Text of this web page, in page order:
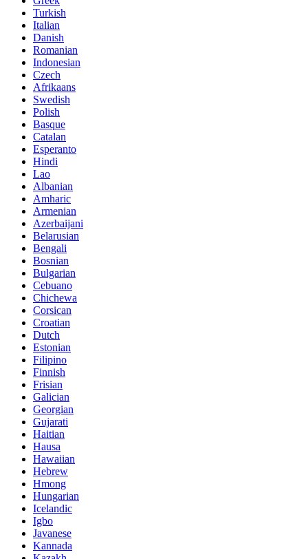
Turkish
Italian
Danish
Romanian
Indonesian
Czech
Afrikaans
Swedish
Polish
Basque
Catalan
Esperanto
Hindi
Lao
Albanian
Amharic
Armenian
Azerbaijani
Belarusian
Bengali
Bosnian
Bulgarian
Cebuano
Chichewa
Corsican
Croatian
Dutch
Estonian
Filipino
Finnish
Frisian
Galician
Georgian
Gujarati
Haitian
Hausa
Hawaiian
Hebrew
Hmong
Hungarian
Icelandic
Igbo
Javanese
Kannada